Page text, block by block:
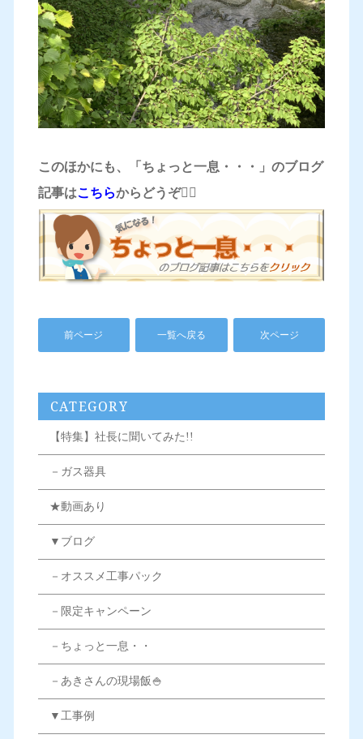
このほかにも、「ちょっと一息・・・」のブログ
記事はこちらからどうぞ💁‍♀️
前ページ 一覧へ戻る 次ページ
CATEGORY
【特集】社長に聞いてみた!!
－ガス器具
★動画あり
▼ブログ
－オススメ工事パック
－限定キャンペーン
－ちょっと一息・・
－あきさんの現場飯🍚
▼工事例